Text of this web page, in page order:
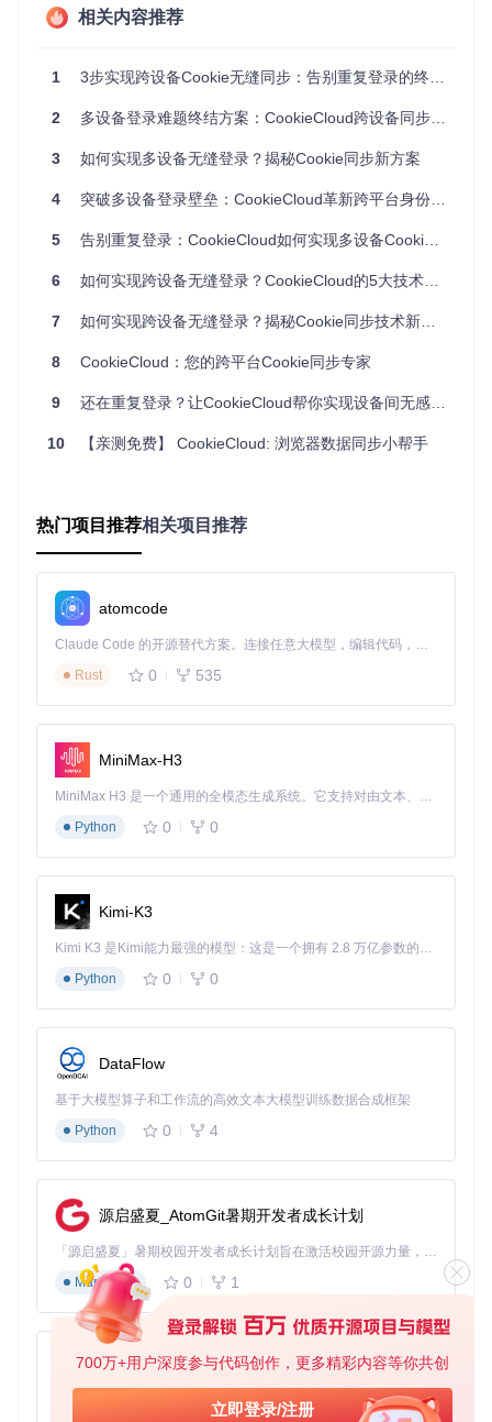
700万+用户深度参与代码创作，更多精彩内容等你共创
立即登录/注册
全平台兼容架构
场景覆盖：
浏览器支持：兼容Chrome、Firefox、Edge等主流浏览器
操作系统：Windows、macOS、Linux、Android、iOS全平
CookieCloud工作原理深度解析
CookieCloud的核心价值在于其创新的同步架构，通过三个关
键环节实现登录状态的跨设备流转。
数据加密上传流程
当用户在浏览器中安装CookieCloud插件后，系统会自动执行
云端数据处理机制
云端服务器在整个流程中扮演"数据中转站"角色：
不解析任何用户数据，仅负责密文的存储与转发
采用分布式存储架构确保数据可靠性
支持增量同步算法，仅传输变更数据块
云端将对应密文数据下发至目标设备
本地插件使用用户密钥解密数据
将解密后的Cookie注入浏览器存储
CookieCloud提供三种灵活的同步模式，可在
件中自定义：
定时同步 ：支持15分钟至24小时的自定义时间间隔
触发式同步：检测到Cookie变化时自动同步
手动同步：用户点击插件图标即可立即触发
多语言SDK支持
为满足开发者需求，项目提供完整的多语言解密工具包：
examples/fixediv/python/
Node.js版本： examples/fixediv/nodejs/
Java开发工具：examples/fixediv/java/
浏览器插件双版本方案
现代版：ext/基于WXT框架开发，支持最新浏览器特性
兼容版： extension/
多样化部署选项
CookieCloud提供灵活的部署方案：
Docker容器化
目录提供一键部署脚本
目录包含Node.js服务端代码
相关内容推荐
1 3步实现跨设备Cookie无缝同步：告别重复登录的终极解决方案
2 多设备登录难题终结方案：CookieCloud跨设备同步技术突破与实践指南
3 如何实现多设备无缝登录？揭秘Cookie同步新方案
4 突破多设备登录壁垒：CookieCloud革新跨平台身份同步体验
5 告别重复登录：CookieCloud如何实现多设备Cookie无缝同步
6 如何实现跨设备无缝登录？CookieCloud的5大技术突破
7 如何实现跨设备无缝登录？揭秘Cookie同步技术新方案
8 CookieCloud：您的跨平台Cookie同步专家
9 还在重复登录？让CookieCloud帮你实现设备间无感身份流转
10 【亲测免费】 CookieCloud: 浏览器数据同步小帮手
热门项目推荐相关项目推荐
atomcode
Claude Code 的开源替代方案。连接任意大模型，编辑代码，运行命令，自动验证 — 全自动执行。用 Rust 构建，极致性能。 ｜ An open-source alternative to Claude Code. Connect any LLM, edit code, run commands, and verify changes — autonomously. Built in Rust for speed. Get Started
Rust
0 535
MiniMax-H3
MiniMax H3 是一个通用的全模态生成系统。它支持对由文本、图像、视频和音频组成的多模态上下文进行统一理解，并能生成分辨率高达 2K、时长可达 15 秒的带原生立体声音频的视频。得益于面向任务泛化的系统设计，H3 在预训练阶段就已具备广泛的多模态上下文理解与生成能力，能够出色地执行复杂的多模态指令。
Python
0 0
Kimi-K3
Kimi K3 是Kimi能力最强的模型：这是一个拥有 2.8 万亿参数的混合专家（MoE）模型，具备原生视觉理解能力，并支持 100 万 token 的上下文窗口。
Python
0 0
DataFlow
基于大模型算子和工作流的高效文本大模型训练数据合成框架
Python
0 4
源启盛夏_AtomGit暑期开发者成长计划
「源启盛夏」暑期校园开发者成长计划旨在激活校园开源力量，通过积分激励、认证扶持、资源倾斜等形式，引导高校组织和开发者完成「入驻 — 建项目 — 做贡献 — 获认证 — 得资源」的完整闭环。无论你是想带领社团入驻平台的组织者，还是希望用代码贡献证明自己的开发者，都能在这里找到属于你的成长路径。
Markdown
0 1
py-xiaozhi
基于Python的Xiaozhi AI，适用于想要完整Xiaozhi体验而无需拥有专用硬件的用户。